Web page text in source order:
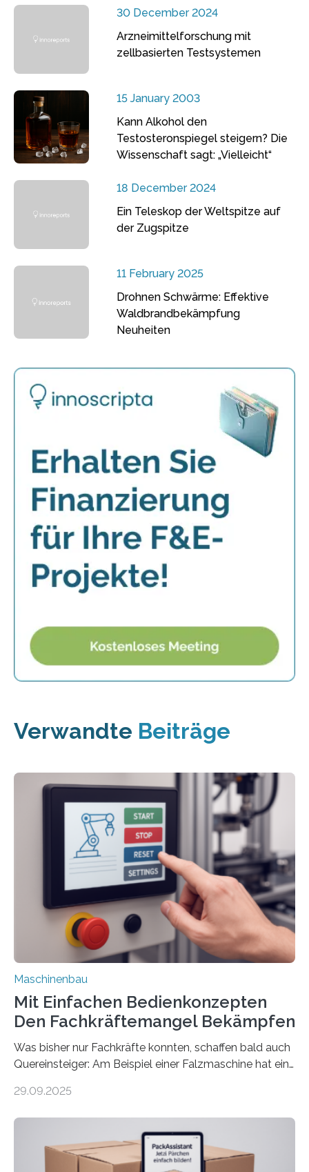
30 December 2024
Arzneimittelforschung mit
zellbasierten Testsystemen
15 January 2003
Kann Alkohol den
Testosteronspiegel steigern? Die
Wissenschaft sagt: „Vielleicht“
18 December 2024
Ein Teleskop der Weltspitze auf
der Zugspitze
11 February 2025
Drohnen Schwärme: Effektive
Waldbrandbekämpfung
Neuheiten
Verwandte Beiträge
Maschinenbau
Mit Einfachen Bedienkonzepten
Den Fachkräftemangel Bekämpfen
Was bisher nur Fachkräfte konnten, schaffen bald auch
Quereinsteiger: Am Beispiel einer Falzmaschine hat ein
Mensch-Maschine-Schnittstelle so sehr vereinfacht,
Die zugrunde liegende Methodik lässt sich auf alle
anderen Maschinen übertragen. Eine Falzmaschine
umzurüsten ist ein Job für echte Profis. Eine solche
29.09.2025